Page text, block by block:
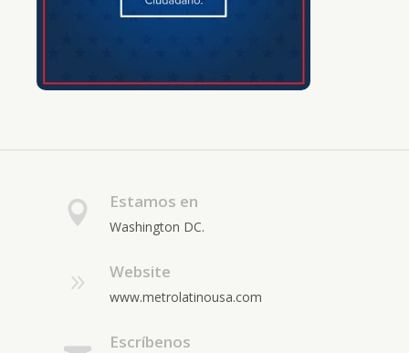
Estamos en
Washington DC.
Website
www.metrolatinousa.com
Escríbenos